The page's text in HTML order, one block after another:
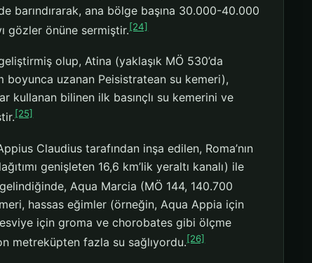
barındırarak, ana bölge başına 30.000-40.000
gözler önüne sermiştir.[24]
olup, Atina (yaklaşık MÖ 530’da
uzanan Peisistratean su kemeri),
kullanan bilinen ilk basınçlı su kemerini ve
[25]
Claudius tarafından inşa edilen, Roma’nın
genişleten 16,6 km’lik yeraltı kanalı) ile
Aqua Marcia (MÖ 144, 140.700
hassas eğimler (örneğin, Aqua Appia için
için groma ve chorobates gibi ölçme
metreküpten fazla su sağlıyordu.[26]